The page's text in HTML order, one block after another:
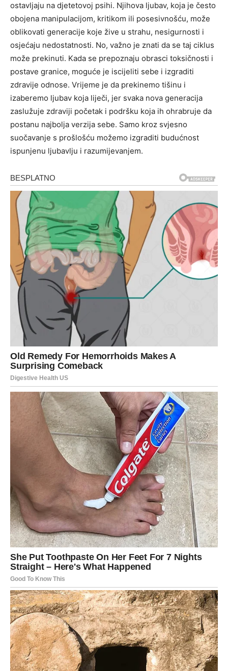
ostavljaju na djetetovoj psihi. Njihova ljubav, koja je često
obojena manipulacijom, kritikom ili posesivnošću, može
oblikovati generacije koje žive u strahu, nesigurnosti i
osjećaju nedostatnosti. No, važno je znati da se taj ciklus
može prekinuti. Kada se prepoznaju obrasci toksičnosti i
postave granice, moguće je iscijeliti sebe i izgraditi
zdravije odnose. Vrijeme je da prekinemo tišinu i
izaberemo ljubav koja liječi, jer svaka nova generacija
zaslužuje zdraviji početak i podršku koja ih ohrabruje da
postanu najbolja verzija sebe. Samo kroz svjesno
suočavanje s prošlošću možemo izgraditi budućnost
ispunjenu ljubavlju i razumijevanjem.